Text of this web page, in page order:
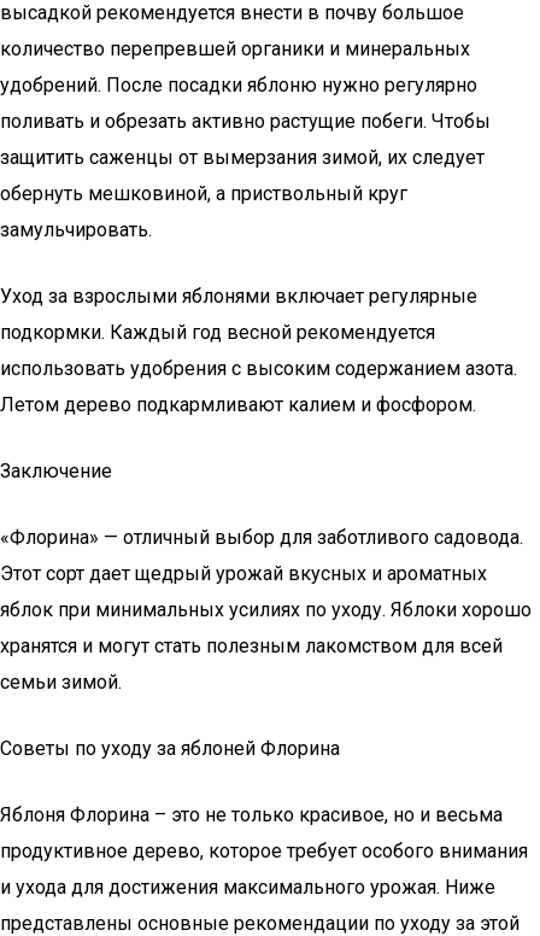
высадкой рекомендуется внести в почву большое
количество перепревшей органики и минеральных
удобрений. После посадки яблоню нужно регулярно
поливать и обрезать активно растущие побеги. Чтобы
защитить саженцы от вымерзания зимой, их следует
обернуть мешковиной, а приствольный круг
замульчировать.
Уход за взрослыми яблонями включает регулярные
подкормки. Каждый год весной рекомендуется
использовать удобрения с высоким содержанием азота.
Летом дерево подкармливают калием и фосфором.
Заключение
«Флорина» — отличный выбор для заботливого садовода.
Этот сорт дает щедрый урожай вкусных и ароматных
яблок при минимальных усилиях по уходу. Яблоки хорошо
хранятся и могут стать полезным лакомством для всей
семьи зимой.
Советы по уходу за яблоней Флорина
Яблоня Флорина – это не только красивое, но и весьма
продуктивное дерево, которое требует особого внимания
и ухода для достижения максимального урожая. Ниже
представлены основные рекомендации по уходу за этой